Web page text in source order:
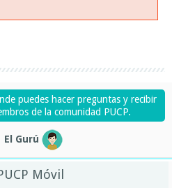
puedes hacer preguntas y recibir
de la comunidad PUCP.
El Gurú
Móvil